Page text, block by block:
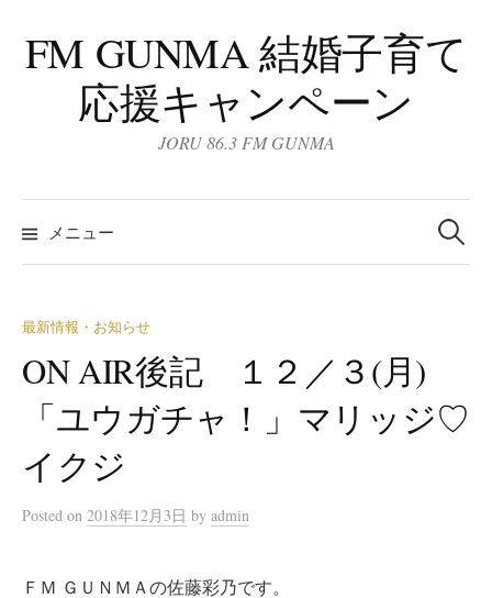
ン
テ
FM GUNMA 結婚子育て
応援キャンペーン
JORU 86.3 FM GUNMA
メニュー
検
索:
最新情報・お知らせ
ON AIR後記 １２／３(月)
「ユウガチャ！」マリッジ♡
イクジ
Posted on 2018年12月3日 by admin
ＦＭ ＧＵＮＭＡの佐藤彩乃です。